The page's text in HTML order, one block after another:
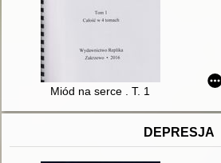
Miód na serce . T. 1
DEPRESJA